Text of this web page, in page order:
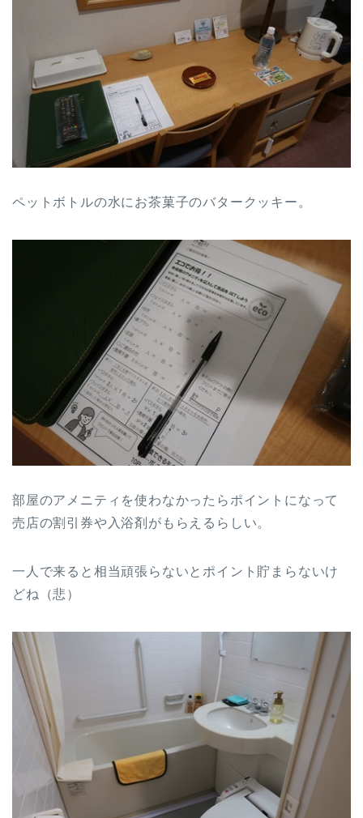
ペットボトルの水にお茶菓子のバタークッキー。
部屋のアメニティを使わなかったらポイントになって
売店の割引券や入浴剤がもらえるらしい。
一人で来ると相当頑張らないとポイント貯まらないけ
どね（悲）